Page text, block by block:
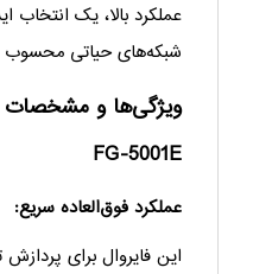
عملکرد بالا، یک انتخاب
شبکه‌های حیاتی
ویژگی‌ها و مشخصات
FG-5001E
عملکرد فوق‌العاده سریع:
این فایروال برای